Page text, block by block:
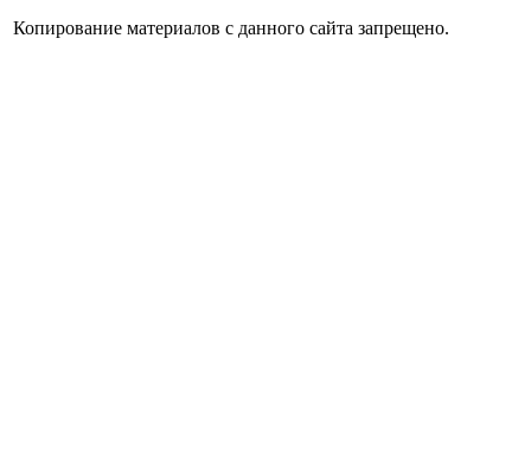
Копирование материалов с данного сайта запрещено.